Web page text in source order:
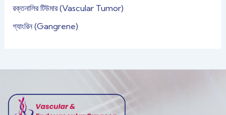
রক্তনালির টিউমার (Vascular Tumor)
গ্যাংরিন (Gangrene)